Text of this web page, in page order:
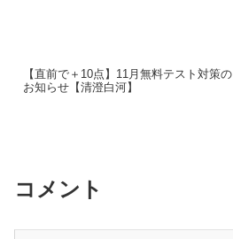
【直前で＋10点】11月無料テスト対策の
お知らせ【清澄白河】
コメント